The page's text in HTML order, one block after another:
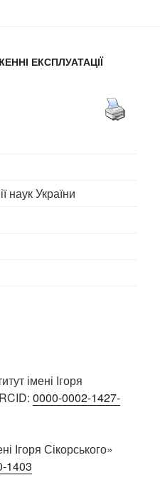
ЕКСПЛУАТАЦІЇ
наук України
імені Ігоря
0000-0002-1427-
Ігоря Сікорського»
1403